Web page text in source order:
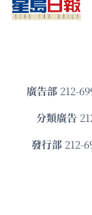
廣告部212-
分類廣告
發⾏部 212-